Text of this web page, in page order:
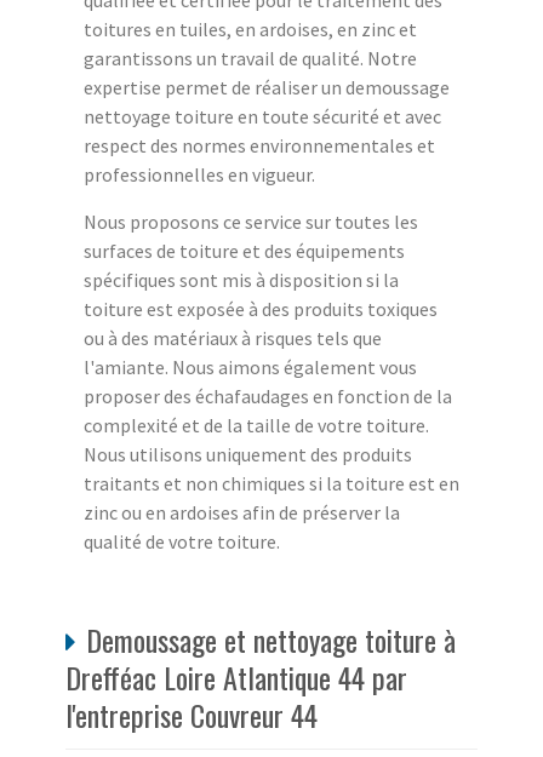
toitures en tuiles, en ardoises, en zinc et
garantissons un travail de qualité. Notre
expertise permet de réaliser un demoussage
nettoyage toiture en toute sécurité et avec
respect des normes environnementales et
professionnelles en vigueur.
Nous proposons ce service sur toutes les
surfaces de toiture et des équipements
spécifiques sont mis à disposition si la
toiture est exposée à des produits toxiques
ou à des matériaux à risques tels que
l'amiante. Nous aimons également vous
proposer des échafaudages en fonction de la
complexité et de la taille de votre toiture.
Nous utilisons uniquement des produits
traitants et non chimiques si la toiture est en
zinc ou en ardoises afin de préserver la
qualité de votre toiture.
Demoussage et nettoyage toiture à
Drefféac Loire Atlantique 44 par
l'entreprise Couvreur 44